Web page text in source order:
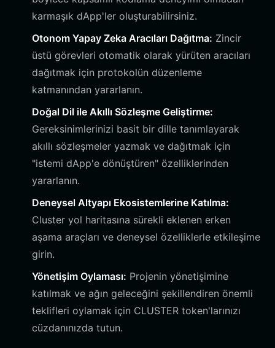
karmaşık dApp'ler oluşturabilirsiniz.
Otonom Yapay Zeka Aracıları Dağıtma: Zincir
üstü görevleri otomatik olarak yürüten aracıları
dağıtmak için protokolün düzenleme
katmanından yararlanın.
Doğal Dil ile Akıllı Sözleşme Geliştirme:
Gereksinimlerinizi basit bir dille tanımlayarak
akıllı sözleşmeler yazmak ve dağıtmak için
"istemi dApp'e dönüştüren" özelliklerinden
yararlanın.
Deneysel Altyapı Ekosistemlerine Katılma:
Cluster yol haritasına sürekli eklenen erken
aşama araçları ve deneysel özelliklerle etkileşime
girin.
Yönetişim Oylaması: Projenin yönetişimine
katılmak ve ağın geleceğini şekillendiren önemli
teklifleri oylamak için CLUSTER token'larınızı
cüzdanınızda tutun.